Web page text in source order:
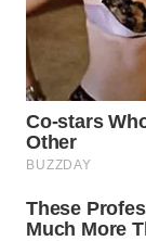
WN
WN
BOROBUDUR
WN